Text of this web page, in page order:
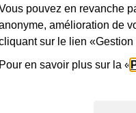
pouvez en revanche
amélioration de
sur le lien
Pour en savoir plus sur la «